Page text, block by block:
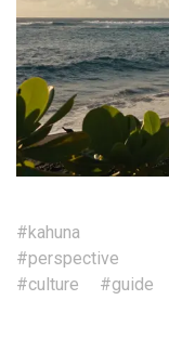
#kahuna
#perspective
#culture
#guide